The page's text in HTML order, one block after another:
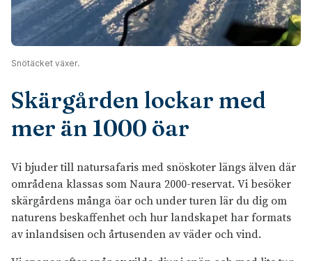
Snötäcket växer.
Skärgården lockar med
mer än 1000 öar
Vi bjuder till natursafaris med snöskoter längs älven där
områdena klassas som Naura 2000-reservat. Vi besöker
skärgårdens många öar och under turen lär du dig om
naturens beskaffenhet och hur landskapet har formats
av inlandsisen och årtusenden av väder och vind.